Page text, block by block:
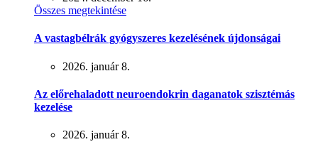
Összes megtekintése
A vastagbélrák gyógyszeres kezelésének újdonságai
2026. január 8.
Az előrehaladott neuroendokrin daganatok szisztémás
kezelése
2026. január 8.